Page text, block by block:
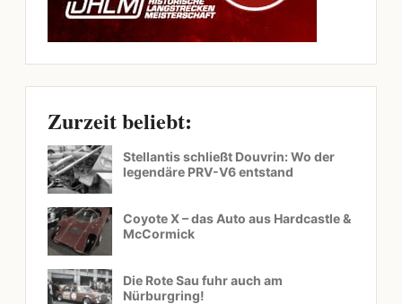
Zurzeit beliebt:
Stellantis schließt Douvrin: Wo der
legendäre PRV-V6 entstand
Coyote X – das Auto aus Hardcastle &
McCormick
Die Rote Sau fuhr auch am
Nürburgring!